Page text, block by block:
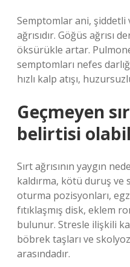
Semptomlar ani, şiddetli
ağrısıdır. Göğüs ağrısı
öksürükle artar.
semptomları nefes
hızlı kalp atışı,
Geçmeyen
belirtisi
Sırt ağrısının yaygın
kaldırma, kötü duruş ve
oturma pozisyonları,
fıtıklaşmış disk, eklem
bulunur. Stresle ilişkili
böbrek taşları ve
arasındadır.